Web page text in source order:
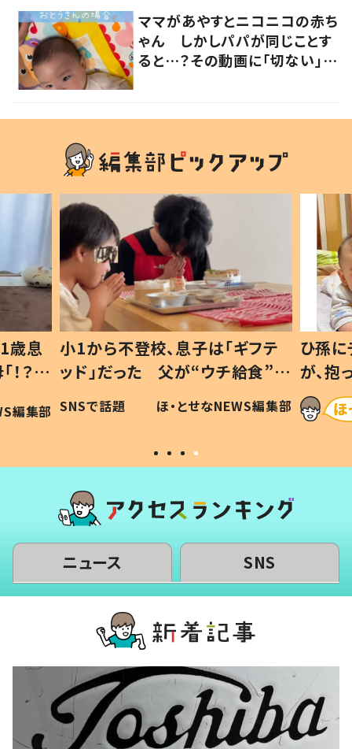
ママがあやすとニコニコの赤ち
ゃん しかしパパが同じことす
ると…？その動画に「切ない」
歳息
？」
編集部
小1から不登校、息子は「ギフテ
ッド」だった 父が“ウチ給食”を
作り続ける理由とは #令和の親
#令和の子
SNSで話題 ほ・とせなNEWS編集部
ひ孫
が、
「涙が
い」
ニュース SNS